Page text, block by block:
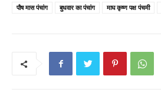
पौष मास पंचांग
बुधवार का पंचांग माघ कृष्ण पक्ष पंचमी